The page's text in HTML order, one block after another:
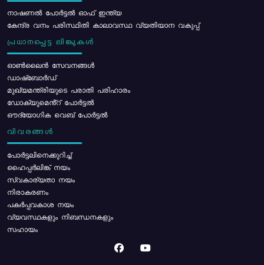
നാഷണൽ പോർട്ടൽ ഓഫ് ഇന്ത്യ
കേന്ദ്ര വനം പരിസ്ഥിതി കാലാവസ്ഥ വ്യതിയാന വകുപ്പ്
പ്രധാനപ്പെട്ട ലിങ്കുകൾ
ഓൺലൈൻ സേവനങ്ങൾ
ഡാഷ്ബോർഡ്
മുഖ്യമന്ത്രിയുടെ പരാതി പരിഹാരം
ഡോക്യുമെൻ്റ് പോർട്ടൽ
ഔദ്യോഗിക വെബ് പോർട്ടൽ
വിവരങ്ങൾ
പോര്‍ട്ടലിനെക്കുറിച്ച്
ഹൈപ്പർലിങ്ക് നയം
സ്വകാര്യതാ നയം
നിരാകരണം
പകർപ്പവകാശ നയം
വ്യവസ്ഥകളും നിബന്ധനകളും
സഹായം